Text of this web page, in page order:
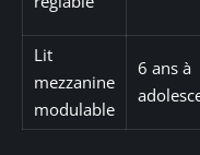
Lit
mezzanine
modulable
6 ans à